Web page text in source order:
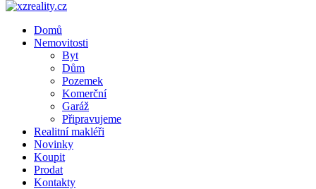
Domů
Nemovitosti
Byt
Dům
Pozemek
Komerční
Garáž
Připravujeme
Realitní makléři
Novinky
Koupit
Prodat
Kontakty